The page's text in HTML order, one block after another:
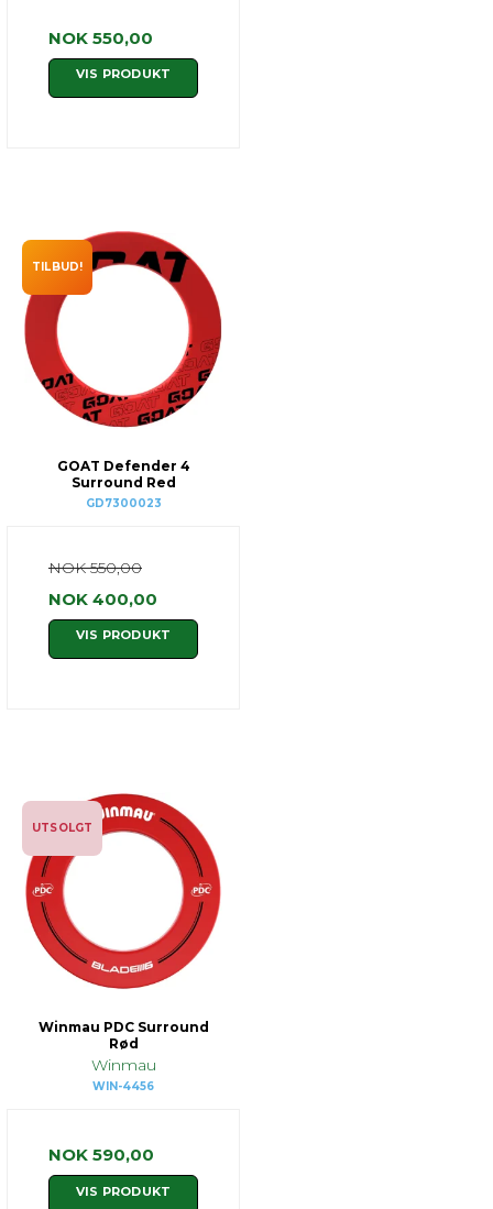
NOK 550,00
VIS PRODUKT
TILBUD!
GOAT Defender 4
Surround Red
GD7300023
NOK 550,00
NOK 400,00
VIS PRODUKT
UTSOLGT
Winmau PDC Surround
Rød
Winmau
WIN-4456
NOK 590,00
VIS PRODUKT